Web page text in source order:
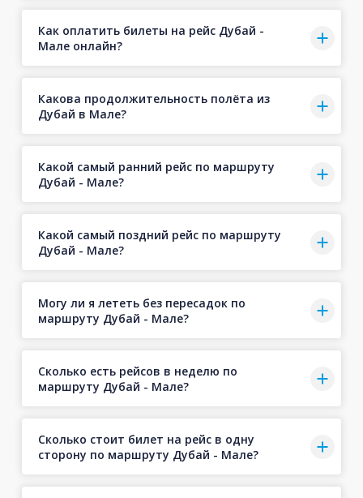
Как оплатить билеты на рейс Дубай -
Мале онлайн?
Какова продолжительность полёта из
Дубай в Мале?
Какой самый ранний рейс по маршруту
Дубай - Мале?
Какой самый поздний рейс по маршруту
Дубай - Мале?
Могу ли я лететь без пересадок по
маршруту Дубай - Мале?
Сколько есть рейсов в неделю по
маршруту Дубай - Мале?
Сколько стоит билет на рейс в одну
сторону по маршруту Дубай - Мале?